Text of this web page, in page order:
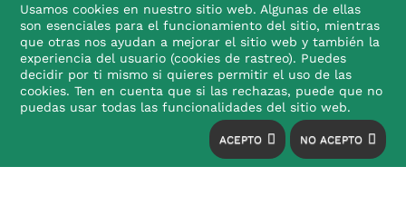

Usamos cookies en nuestro sitio web. Algunas de ellas
son esenciales para el funcionamiento del sitio, mientras
que otras nos ayudan a mejorar el sitio web y también la
experiencia del usuario (cookies de rastreo). Puedes
decidir por ti mismo si quieres permitir el uso de las
cookies. Ten en cuenta que si las rechazas, puede que no
puedas usar todas las funcionalidades del sitio web.
ACEPTO NO ACEPTO